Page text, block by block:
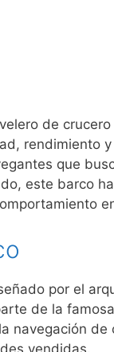
de
rendimiento
que
este barco
por el
de la
navegación
vendidas.